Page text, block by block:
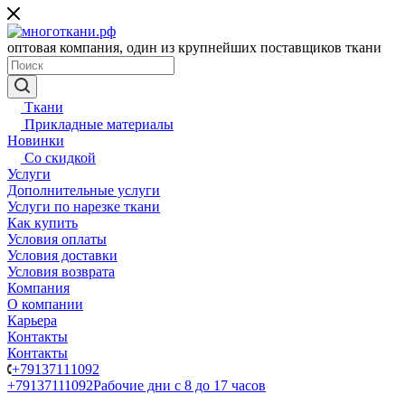
оптовая компания, один из крупнейших поставщиков ткани
Ткани
Прикладные материалы
Новинки
Со скидкой
Услуги
Дополнительные услуги
Услуги по нарезке ткани
Как купить
Условия оплаты
Условия доставки
Условия возврата
Компания
О компании
Карьера
Контакты
Контакты
+79137111092
+79137111092Рабочие дни с 8 до 17 часов